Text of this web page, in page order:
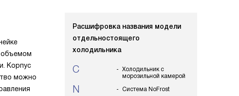
Расшифровка названия модели
отдельностоящего
холодильника
C
Холодильник с
морозильной камерой
N Система NoFrost
объемом
Корпус
можно